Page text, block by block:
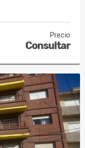
Precio
Consultar